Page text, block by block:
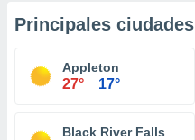
Principales ciudades
Appleton
27° 17°
Black River Falls